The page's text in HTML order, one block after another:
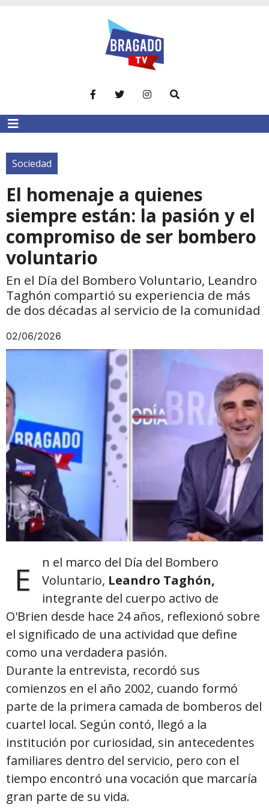
Sociedad
El homenaje a quienes
siempre están: la pasión y el
compromiso de ser bombero
voluntario
En el Día del Bombero Voluntario, Leandro
Taghón compartió su experiencia de más
de dos décadas al servicio de la comunidad
02/06/2026
E
n el marco del Día del Bombero
Voluntario, Leandro Taghón,
integrante del cuerpo activo de
O'Brien desde hace 24 años, reflexionó sobre
el significado de una actividad que define
como una verdadera pasión.
Durante la entrevista, recordó sus
comienzos en el año 2002, cuando formó
parte de la primera camada de bomberos del
cuartel local. Según contó, llegó a la
institución por curiosidad, sin antecedentes
familiares dentro del servicio, pero con el
tiempo encontró una vocación que marcaría
gran parte de su vida.